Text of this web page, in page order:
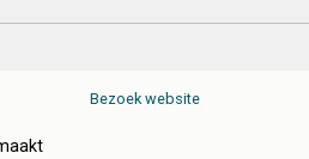
Bezoek website